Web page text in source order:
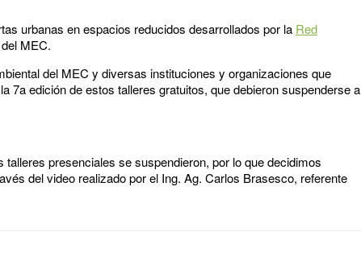
urbanas en espacios reducidos desarrollados por la Red
MEC.
del MEC y diversas instituciones y organizaciones que
7a edición de estos talleres gratuitos, que debieron suspenderse a
presenciales se suspendieron, por lo que decidimos
del video realizado por el Ing. Ag. Carlos Brasesco, referente